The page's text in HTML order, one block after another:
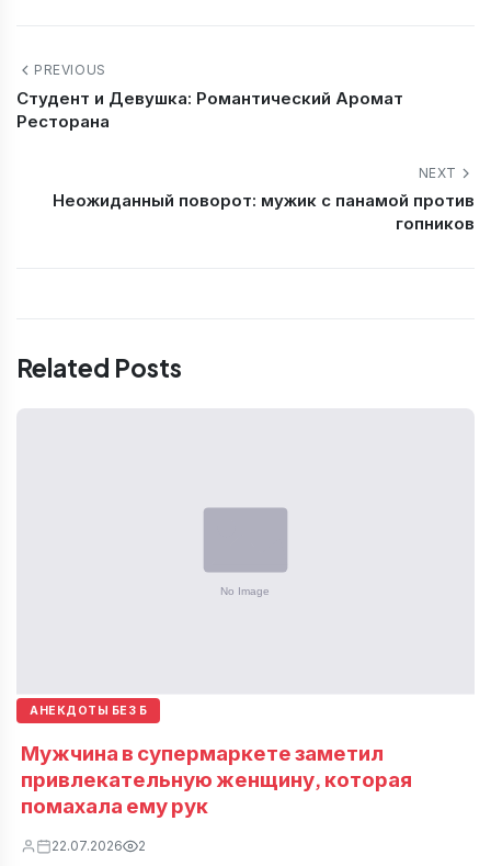
PREVIOUS
Студент и Девушка: Романтический Аромат
Ресторана
NEXT
Неожиданный поворот: мужик с панамой против
гопников
Related Posts
АНЕКДОТЫ БЕЗ Б
Мужчина в супермаркете заметил
привлекательную женщину, которая
помахала ему рук
22.07.2026 2